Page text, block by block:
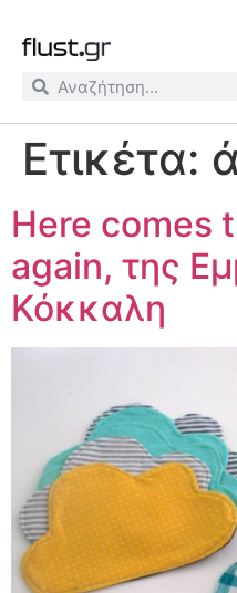
Ετικέτα:
Here comes
again, της
Κόκκαλη